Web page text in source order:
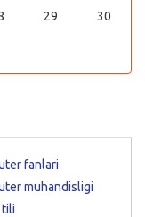
29 30
fanlari
muhandisligi
tili